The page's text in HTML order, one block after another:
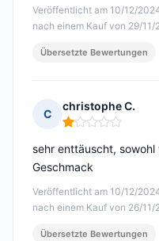
Veröffentlicht am 10/12/
nach einem Kauf von 29/11/
Übersetzte Bewertungen
C
christophe C.
Hinweis: 1 von 5
Veröffentlicht am 10/12/
nach einem Kauf von 26/11/
sehr enttäuscht, sowohl
Geschmack
Übersetzte Bewertungen